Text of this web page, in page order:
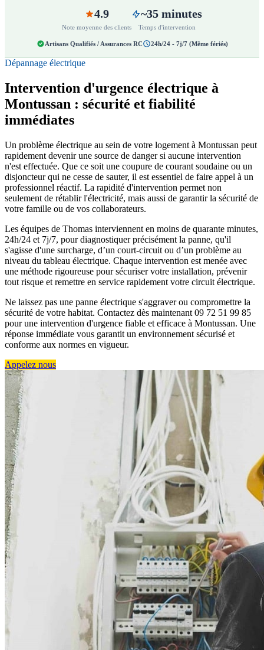
4.9
Note moyenne des clients
~35 minutes
Temps d'intervention
Artisans Qualifiés / Assurances RC 24h/24 - 7j/7 (Même fériés)
Dépannage électrique
Intervention d'urgence électrique à
Montussan : sécurité et fiabilité
immédiates
Un problème électrique au sein de votre logement à Montussan peut
rapidement devenir une source de danger si aucune intervention
n'est effectuée. Que ce soit une coupure de courant soudaine ou un
disjoncteur qui ne cesse de sauter, il est essentiel de faire appel à un
professionnel réactif. La rapidité d'intervention permet non
seulement de rétablir l'électricité, mais aussi de garantir la sécurité de
votre famille ou de vos collaborateurs.
Les équipes de Thomas interviennent en moins de quarante minutes,
24h/24 et 7j/7, pour diagnostiquer précisément la panne, qu'il
s'agisse d'une surcharge, d’un court-circuit ou d’un problème au
niveau du tableau électrique. Chaque intervention est menée avec
une méthode rigoureuse pour sécuriser votre installation, prévenir
tout risque et remettre en service rapidement votre circuit électrique.
Ne laissez pas une panne électrique s'aggraver ou compromettre la
sécurité de votre habitat. Contactez dès maintenant 09 72 51 99 85
pour une intervention d'urgence fiable et efficace à Montussan. Une
réponse immédiate vous garantit un environnement sécurisé et
conforme aux normes en vigueur.
Appelez nous